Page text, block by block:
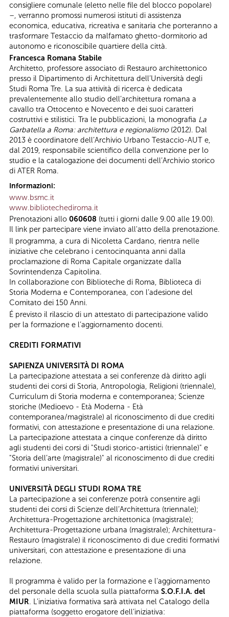
consigliere comunale (eletto nelle file del blocco popolare)
–, verranno promossi numerosi istituti di assistenza
economica, educativa, ricreativa e sanitaria che porteranno a
trasformare Testaccio da malfamato ghetto-dormitorio ad
autonomo e riconoscibile quartiere della città.
Francesca Romana Stabile
Architetto, professore associato di Restauro architettonico
presso il Dipartimento di Architettura dell’Università degli
Studi Roma Tre. La sua attività di ricerca è dedicata
prevalentemente allo studio dell’architettura romana a
cavallo tra Ottocento e Novecento e dei suoi caratteri
costruttivi e stilistici. Tra le pubblicazioni, la monografia La
Garbatella a Roma: architettura e regionalismo (2012). Dal
2013 è coordinatore dell’Archivio Urbano Testaccio-AUT e,
dal 2019, responsabile scientifico della convenzione per lo
studio e la catalogazione dei documenti dell’Archivio storico
di ATER Roma.
Informazioni:
www.bsmc.it
www.bibliotechediroma.it
Prenotazioni allo 060608 (tutti i giorni dalle 9.00 alle 19.00).
Il link per partecipare viene inviato all'atto della prenotazione.
Il programma, a cura di Nicoletta Cardano, rientra nelle
iniziative che celebrano i centocinquanta anni dalla
proclamazione di Roma Capitale organizzate dalla
Sovrintendenza Capitolina.
In collaborazione con Biblioteche di Roma, Biblioteca di
Storia Moderna e Contemporanea, con l’adesione del
Comitato dei 150 Anni.
É previsto il rilascio di un attestato di partecipazione valido
per la formazione e l’aggiornamento docenti.
CREDITI FORMATIVI
SAPIENZA UNIVERSITÀ DI ROMA
La partecipazione attestata a sei conferenze dà diritto agli
studenti dei corsi di Storia, Antropologia, Religioni (triennale),
Curriculum di Storia moderna e contemporanea; Scienze
storiche (Medioevo - Età Moderna - Età
contemporanea/magistrale) al riconoscimento di due crediti
formativi, con attestazione e presentazione di una relazione.
​La partecipazione attestata a cinque conferenze dà diritto
agli studenti dei corsi di "Studi storico-artistici (triennale)" e
"Storia dell’arte (magistrale)" al riconoscimento di due crediti
formativi universitari.
UNIVERSITÀ DEGLI STUDI ROMA TRE
La partecipazione a sei conferenze potrà consentire agli
studenti dei corsi di Scienze dell’Architettura (triennale);
Architettura-Progettazione architettonica (magistrale);
Architettura-Progettazione urbana (magistrale); Architettura-
Restauro (magistrale) il riconoscimento di due crediti formativi
universitari, con attestazione e presentazione di una
relazione.
Il programma è valido per la formazione e l’aggiornamento
del personale della scuola sulla piattaforma S.O.F.I.A. del
MIUR. L'iniziativa formativa sarà attivata nel Catalogo della
piattaforma (soggetto erogatore dell’iniziativa: